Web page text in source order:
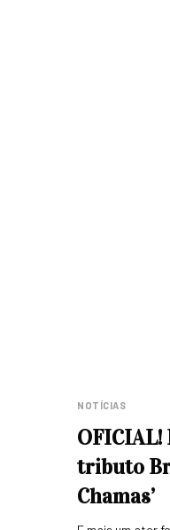
NOTÍCIAS
tributo
Chamas’